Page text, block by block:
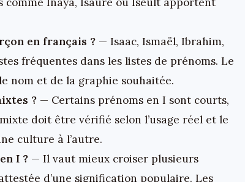
en français ? — Isaac, Ismaël, Ibrahim,
fréquentes dans les listes de prénoms. Le
nom et de la graphie souhaitée.
? — Certains prénoms en I sont courts,
doit être vérifié selon l’usage réel et le
culture à l’autre.
I ? — Il vaut mieux croiser plusieurs
d’une signification populaire. Les